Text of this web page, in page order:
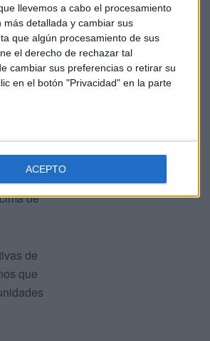
llevemos a cabo el procesamiento
detallada y cambiar sus
que algún procesamiento de sus
el derecho de rechazar tal
cambiar sus preferencias o retirar su
en el botón "Privacidad" en la parte
ACEPTO
, es el
de
de
que